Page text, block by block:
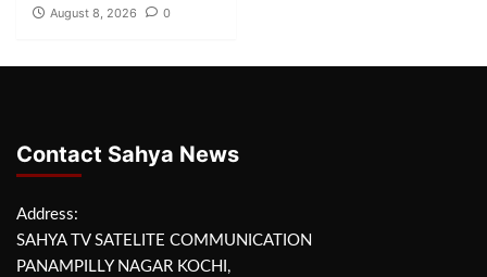
August 8, 2026 0
Contact Sahya News
Address:
SAHYA TV SATELITE COMMUNICATION
PANAMPILLY NAGAR KOCHI,